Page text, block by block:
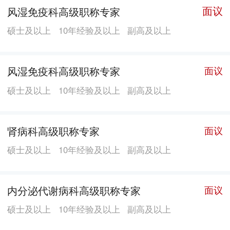
风湿免疫科高级职称专家 面议
硕士及以上 10年经验及以上 副高及以上
风湿免疫科高级职称专家 面议
硕士及以上 10年经验及以上 副高及以上
肾病科高级职称专家 面议
硕士及以上 10年经验及以上 副高及以上
内分泌代谢病科高级职称专家 面议
硕士及以上 10年经验及以上 副高及以上